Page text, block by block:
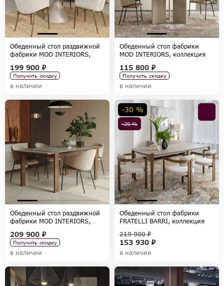
Обеденный стол раздвижной
фабрики MOD INTERIORS,
199 900 ₽
Получить скидку
в наличии
Обеденный стол фабрики
MOD INTERIORS, коллекция
115 800 ₽
Получить скидку
в наличии
Обеденный стол раздвижной
фабрики MOD INTERIORS,
209 900 ₽
Получить скидку
в наличии
-20 %
-30 %
Обеденный стол фабрики
FRATELLI BARRI, коллекция
153 930 ₽
219 900 ₽
в наличии